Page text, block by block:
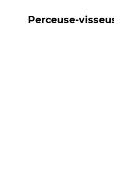
Perceuse-